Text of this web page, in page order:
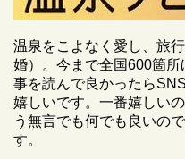
温泉をこよなく愛し、旅
婚）。今まで全国600箇
事を読んで良かったら
嬉しいです。一番嬉しい
う無言でも何でも良いの
す。